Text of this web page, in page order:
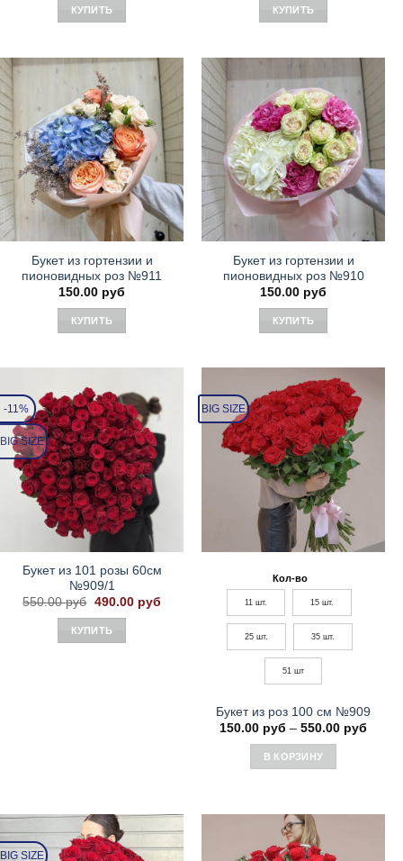
КУПИТЬ
составляла
130.00 руб.
КУПИТЬ
Букет из гортензии и
пионовидных роз №911
150.00 руб
КУПИТЬ
Букет из гортензии и
пионовидных роз №910
150.00 руб
КУПИТЬ
-11%
BIG SIZE
Букет из 101 розы 60см
№909/1
550.00руб Первоначальная
составляла
550.00 руб.
490.00 рубТекущая
490.00 руб.
КУПИТЬ
BIG SIZE
Кол-во
11 шт. 15 шт.
25 шт. 35 шт.
51 шт
Букет из роз 100 см №909
150.00 руб – 550.00 руб
В КОРЗИНУ
имеет
несколько
BIG SIZE